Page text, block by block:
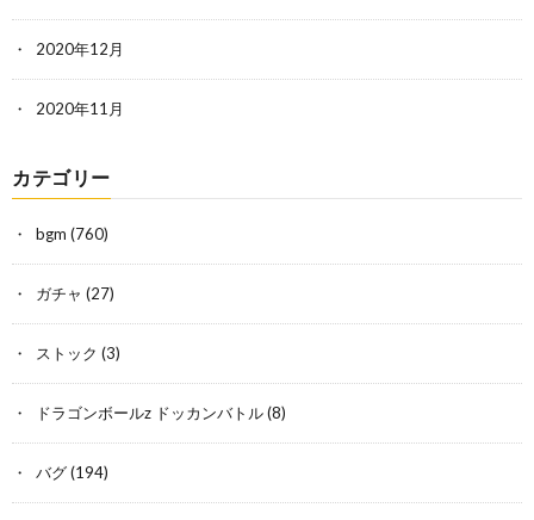
2020年12月
2020年11月
カテゴリー
bgm (760)
ガチャ (27)
ストック (3)
ドラゴンボールz ドッカンバトル(8)
バグ(194)